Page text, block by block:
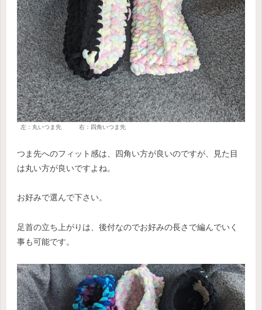
左：丸いつま先 右：四角いつま先
つま先へのフィット感は、四角い方が良いのですが、見た目
は丸い方が良いですよね。
お好みで選んで下さい。
足首の立ち上がりは、後付なのでお好みの長さで編んでいく
事も可能です。